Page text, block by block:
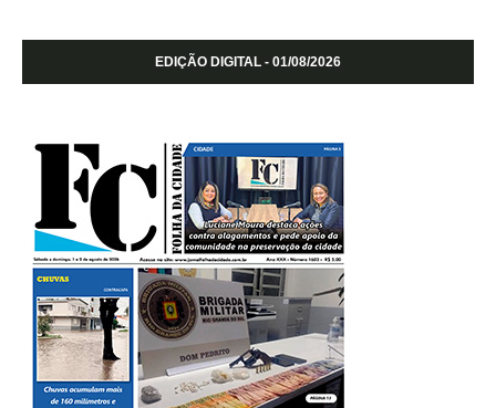
EDIÇÃO DIGITAL - 01/08/2026